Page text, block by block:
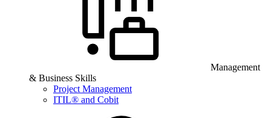
Management
& Business Skills
Project Management
ITIL® and Cobit